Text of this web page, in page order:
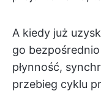
A kiedy już
go
płynność,
przebieg cyklu